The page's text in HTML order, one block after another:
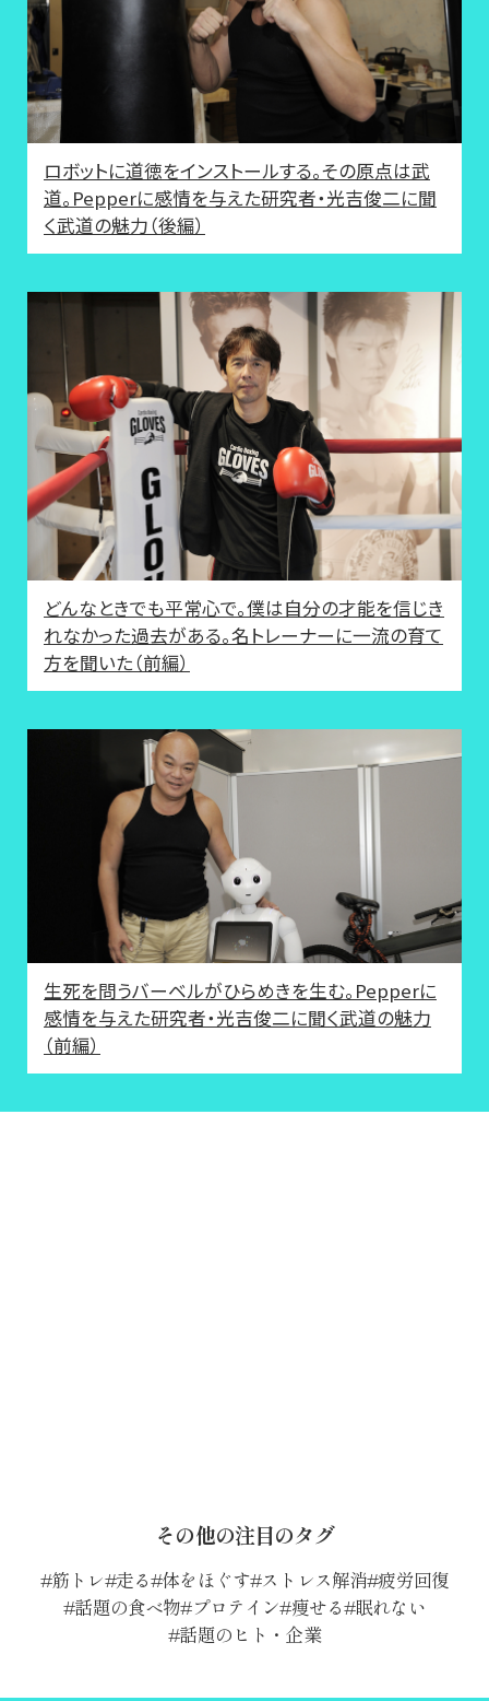
ロボットに道徳をインストールする。その原点は武
道。Pepperに感情を与えた研究者・光吉俊二に聞
く武道の魅力（後編）
どんなときでも平常心で。僕は自分の才能を信じき
れなかった過去がある。名トレーナーに一流の育て
方を聞いた（前編）
生死を問うバーベルがひらめきを生む。Pepperに
感情を与えた研究者・光吉俊二に聞く武道の魅力
（前編）
その他の注目のタグ
筋トレ 走る 体をほぐす ストレス解消 疲労回復
話題の食べ物 プロテイン 痩せる 眠れない
話題のヒト・企業